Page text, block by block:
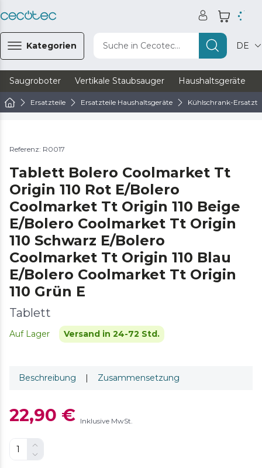
Kategorien Suche in Cecotec... DE
Saugroboter Vertikale Staubsauger Haushaltsgeräte
Ersatzteile Ersatzteile Haushaltsgeräte Kühlschrank-
Referenz: R0017
Tablett Bolero Coolmarket Tt
Origin 110 Rot E/Bolero
Coolmarket Tt Origin 110 Beige
E/Bolero Coolmarket Tt Origin
110 Schwarz E/Bolero
Coolmarket Tt Origin 110 Blau
E/Bolero Coolmarket Tt Origin
110 Grün E
Tablett
Auf Lager Versand in 24-72 Std.
Beschreibung | Zusammensetzung
22,90 € Inklusive MwSt.